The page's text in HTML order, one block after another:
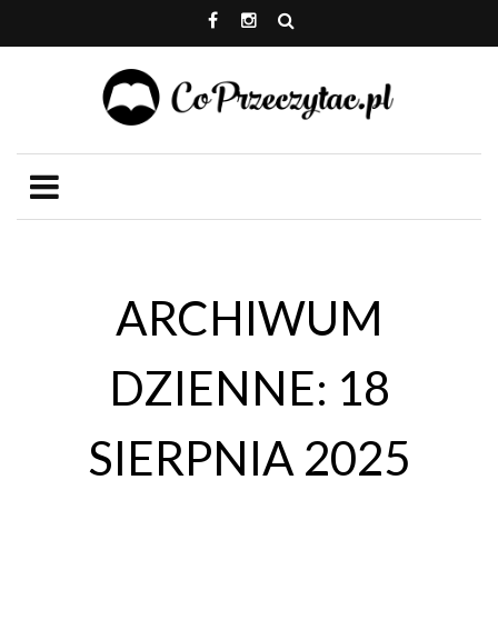
ARCHIWUM
DZIENNE: 18
SIERPNIA 2025